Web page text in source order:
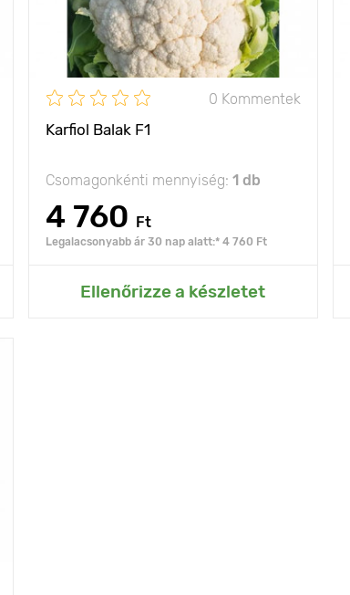
0 Kommentek
Karfiol Balak F1
Csomagonkénti mennyiség: 1 db
4 760 Ft
Legalacsonyabb ár 30 nap alatt:* 4 760 Ft
Ellenőrizze a készletet
Hozzáadás az Én kertemhez